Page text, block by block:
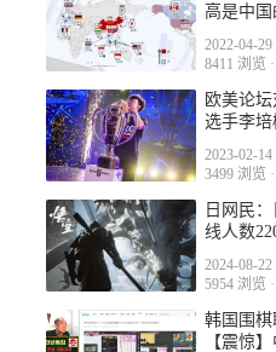
2023-01-08 03:45
2023-01-08 03:49
高是中国
2022-04-
8411 浏览 ·
欧美论
选手李
2023-02-
3499 浏览 ·
日网民
线人数
2024-08-
5954 浏览 ·
韩国围棋
【震惊